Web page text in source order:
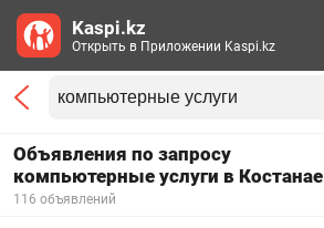
Объявления по запросу
компьютерные услуги в Костанае
116 объявлений
Kaspi.kz
Открыть в Приложении Kaspi.kz